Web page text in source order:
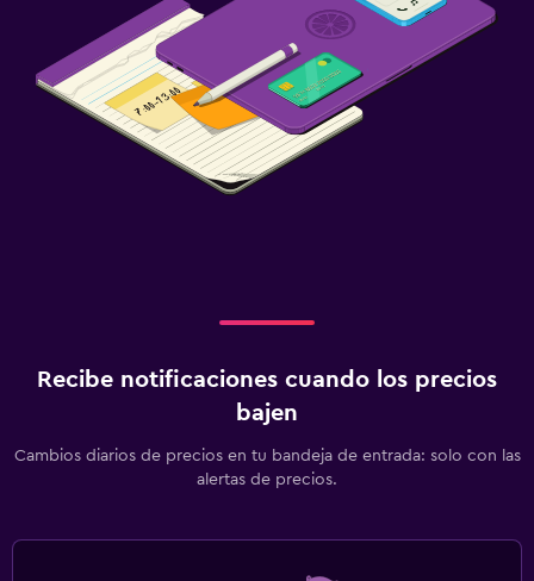
Recibe notificaciones cuando los precios
bajen
Cambios diarios de precios en tu bandeja de entrada: solo con las
alertas de precios.